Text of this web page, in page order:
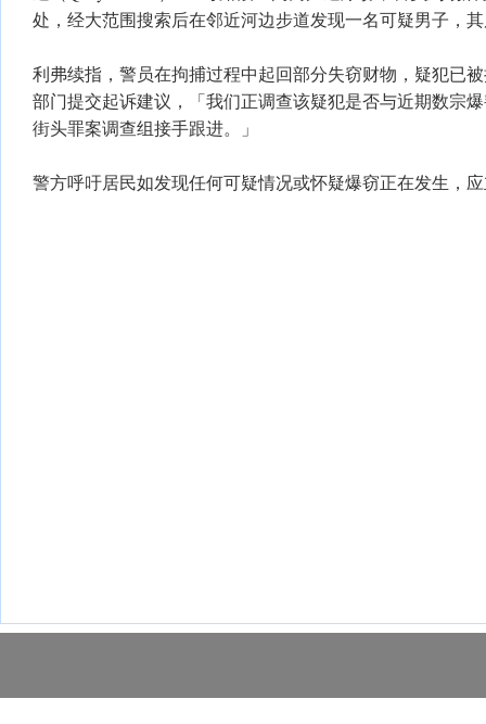
处，经大范围搜索后在邻近河边步道发现一名可疑男子，
利弗续指，警员在拘捕过程中起回部分失窃财物，疑犯已
部门提交起诉建议，「我们正调查该疑犯是否与近期数宗
街头罪案调查组接手跟进。」
警方呼吁居民如发现任何可疑情况或怀疑爆窃正在发生，